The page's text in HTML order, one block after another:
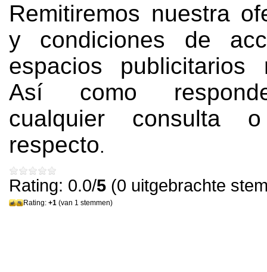
Remitiremos nuestra
y condiciones de
espacios publicitarios
Así como
cualquier consulta
respecto.
Rating: 0.0/5 (0 uitgebrachte
Rating: +1 (van 1 stemmen)